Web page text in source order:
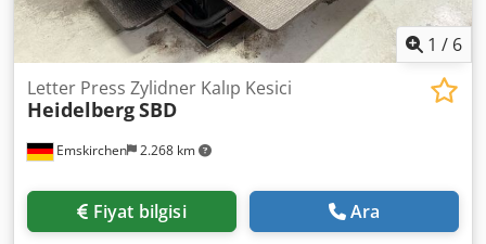
1 / 6
Emskirchen 2.268 km
Letter Press Zylidner Kalıp Kesici
HeidelbergSBD
Fiyat bilgisi Ara